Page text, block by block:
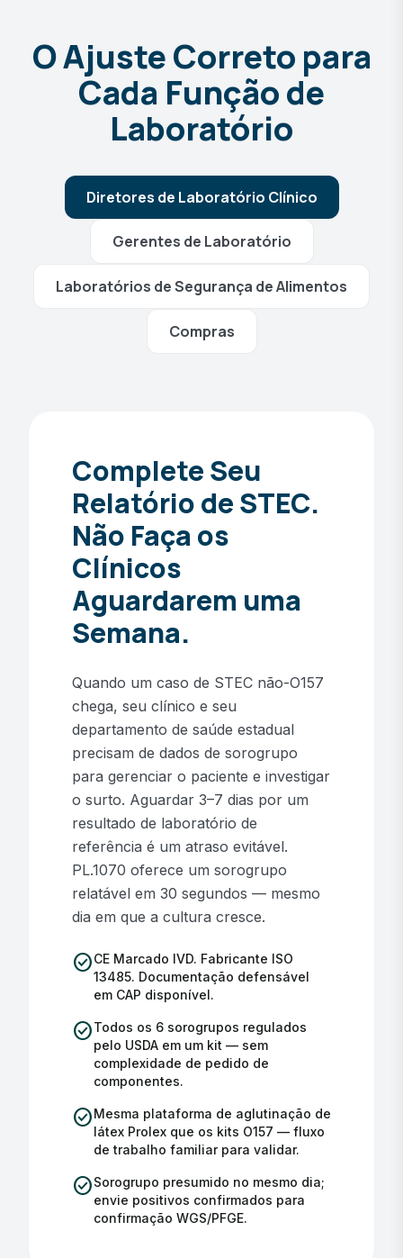
O Ajuste Correto para
Cada Função de
Laboratório
Diretores de Laboratório Clínico
Gerentes de Laboratório
Laboratórios de Segurança de Alimentos
Compras
Complete Seu
Relatório de STEC.
Não Faça os
Clínicos
Aguardarem uma
Semana.
Quando um caso de STEC não-O157
chega, seu clínico e seu
departamento de saúde estadual
precisam de dados de sorogrupo
para gerenciar o paciente e investigar
o surto. Aguardar 3–7 dias por um
resultado de laboratório de
referência é um atraso evitável.
PL.1070 oferece um sorogrupo
relatável em 30 segundos — mesmo
dia em que a cultura cresce.
check_circleCE Marcado IVD. Fabricante ISO
13485. Documentação defensável
em CAP disponível.
check_circleTodos os 6 sorogrupos regulados
pelo USDA em um kit — sem
complexidade de pedido de
componentes.
check_circle Mesma plataforma de aglutinação de
látex Prolex que os kits O157 — fluxo
de trabalho familiar para validar.
check_circleSorogrupo presumido no mesmo dia;
envie positivos confirmados para
confirmação WGS/PFGE.